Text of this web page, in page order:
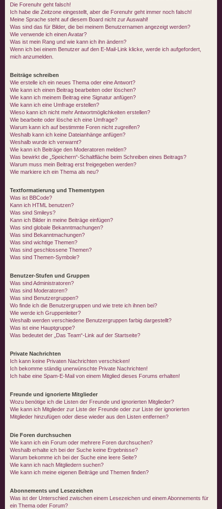
Die Forenuhr geht falsch!
Ich habe die Zeitzone eingestellt, aber die Forenuhr geht immer noch falsch!
Meine Sprache steht auf diesem Board nicht zur Auswahl!
Was sind das für Bilder, die bei meinem Benutzernamen angezeigt werden?
Wie verwende ich einen Avatar?
Was ist mein Rang und wie kann ich ihn ändern?
Wenn ich bei einem Benutzer auf den E-Mail-Link klicke, werde ich aufgefordert,
mich anzumelden.
Beiträge schreiben
Wie erstelle ich ein neues Thema oder eine Antwort?
Wie kann ich einen Beitrag bearbeiten oder löschen?
Wie kann ich meinem Beitrag eine Signatur anfügen?
Wie kann ich eine Umfrage erstellen?
Wieso kann ich nicht mehr Antwortmöglichkeiten erstellen?
Wie bearbeite oder lösche ich eine Umfrage?
Warum kann ich auf bestimmte Foren nicht zugreifen?
Weshalb kann ich keine Dateianhänge anfügen?
Weshalb wurde ich verwarnt?
Wie kann ich Beiträge den Moderatoren melden?
Was bewirkt die „Speichern“-Schaltfläche beim Schreiben eines Beitrags?
Warum muss mein Beitrag erst freigegeben werden?
Wie markiere ich ein Thema als neu?
Textformatierung und Thementypen
Was ist BBCode?
Kann ich HTML benutzen?
Was sind Smileys?
Kann ich Bilder in meine Beiträge einfügen?
Was sind globale Bekanntmachungen?
Was sind Bekanntmachungen?
Was sind wichtige Themen?
Was sind geschlossene Themen?
Was sind Themen-Symbole?
Benutzer-Stufen und Gruppen
Was sind Administratoren?
Was sind Moderatoren?
Was sind Benutzergruppen?
Wo finde ich die Benutzergruppen und wie trete ich ihnen bei?
Wie werde ich Gruppenleiter?
Weshalb werden verschiedene Benutzergruppen farbig dargestellt?
Was ist eine Hauptgruppe?
Was bedeutet der „Das Team“-Link auf der Startseite?
Private Nachrichten
Ich kann keine Privaten Nachrichten verschicken!
Ich bekomme ständig unerwünschte Private Nachrichten!
Ich habe eine Spam-E-Mail von einem Mitglied dieses Forums erhalten!
Freunde und ignorierte Mitglieder
Wozu benötige ich die Listen der Freunde und ignorierten Mitglieder?
Wie kann ich Mitglieder zur Liste der Freunde oder zur Liste der ignorierten
Mitglieder hinzufügen oder diese wieder aus den Listen entfernen?
Die Foren durchsuchen
Wie kann ich ein Forum oder mehrere Foren durchsuchen?
Weshalb erhalte ich bei der Suche keine Ergebnisse?
Warum bekomme ich bei der Suche eine leere Seite?
Wie kann ich nach Mitgliedern suchen?
Wie kann ich meine eigenen Beiträge und Themen finden?
Abonnements und Lesezeichen
Was ist der Unterschied zwischen einem Lesezeichen und einem Abonnements für
ein Thema oder Forum?